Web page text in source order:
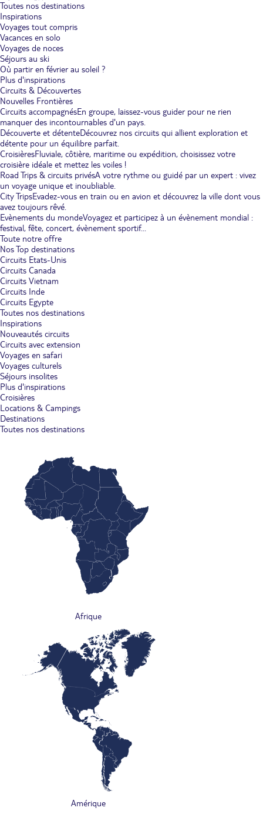
Toutes nos destinations
Inspirations
Voyages tout compris
Vacances en solo
Voyages de noces
Séjours au ski
Où partir en février au soleil ?
Plus d'inspirations
Circuits & Découvertes
Nouvelles Frontières
Circuits accompagnésEn groupe, laissez-vous guider pour ne rien
manquer des incontournables d'un pays.
Découverte et détenteDécouvrez nos circuits qui allient exploration et
détente pour un équilibre parfait.
CroisièresFluviale, côtière, maritime ou expédition, choisissez votre
croisière idéale et mettez les voiles !
Road Trips & circuits privésA votre rythme ou guidé par un expert : vivez
un voyage unique et inoubliable.
City TripsEvadez-vous en train ou en avion et découvrez la ville dont vous
avez toujours rêvé.
Evènements du mondeVoyagez et participez à un évènement mondial :
festival, fête, concert, évènement sportif...
Toute notre offre
Nos Top destinations
Circuits Etats-Unis
Circuits Canada
Circuits Vietnam
Circuits Inde
Circuits Egypte
Toutes nos destinations
Inspirations
Nouveautés circuits
Circuits avec extension
Voyages en safari
Voyages culturels
Séjours insolites
Plus d'inspirations
Croisières
Locations & Campings
Destinations
Toutes nos destinations
Afrique
Amérique